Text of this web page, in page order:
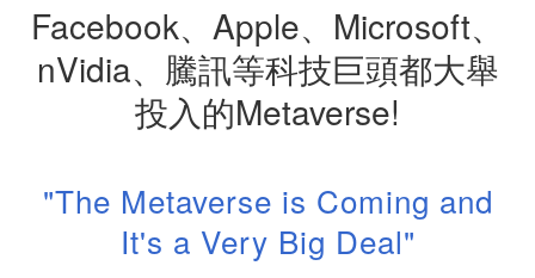
Facebook、Apple、Microsoft、
nVidia、騰訊等科技巨頭都大舉
投入的Metaverse!
"The Metaverse is Coming and
It's a Very Big Deal"